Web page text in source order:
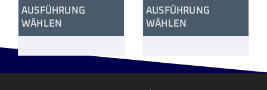
AUSFÜHRUNG
WÄHLEN
AUSFÜHRUNG
WÄHLEN